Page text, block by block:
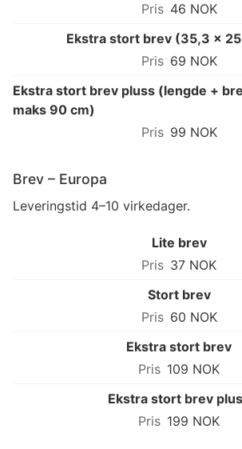
46 NOK
Ekstra stort brev (35,3 ×
69 NOK
Ekstra stort brev pluss (lengde +
maks 90 cm)
99 NOK
Brev – Europa
Leveringstid 4–10 virkedager.
Lite brev
37 NOK
Stort brev
60 NOK
Ekstra stort brev
109 NOK
Ekstra stort brev
199 NOK